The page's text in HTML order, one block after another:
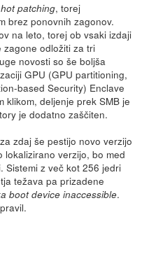
hot patching, torej
brez ponovnih zagonov.
na leto, torej ob vsaki izdaji
zagone odložiti za tri
novosti so še boljša
GPU (GPU partitioning,
based Security) Enclave
klikom, deljenje prek SMB je
je dodatno zaščiten.
zdaj še pestijo novo verzijo
lokalizirano verzijo, bo med
Sistemi z več kot 256 jedri
težava pa prizadene
boot device inaccessible.